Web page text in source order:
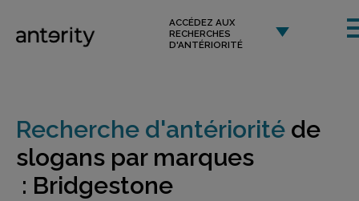
ACCÉDEZ AUX
RECHERCHES
D'ANTÉRIORITÉ
Recherche d'antériorité de
slogans par marques
: Bridgestone